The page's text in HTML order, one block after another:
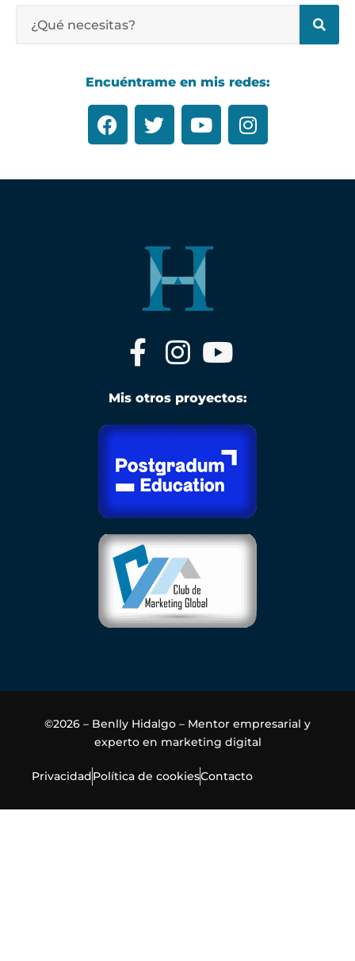
Encuéntrame en mis redes:
Mis otros proyectos:
©2026 – Benlly Hidalgo – Mentor empresarial y
experto en marketing digital
PrivacidadPolítica de cookiesContacto